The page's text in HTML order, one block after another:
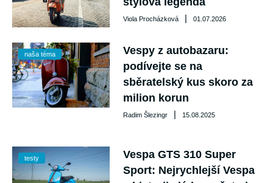
Viola Procházková | 01.07.2026
naša téma
Vespy z autobazaru:
podívejte se na
sběratelský kus skoro za
milion korun
Radim Šlezingr | 15.08.2025
testy
Vespa GTS 310 Super
Sport: Nejrychlejší Vespa